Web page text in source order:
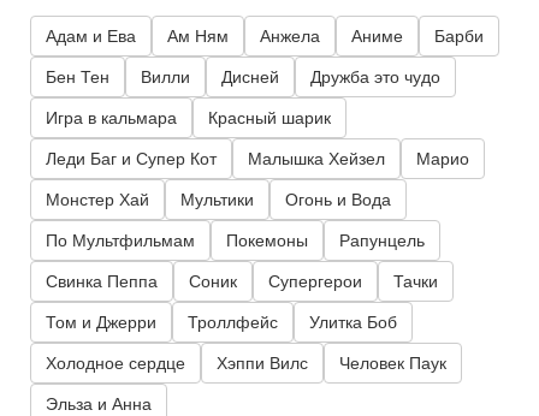
Адам и Ева Ам Ням Анжела Аниме Барби
Бен Тен Вилли Дисней Дружба это чудо
Игра в кальмара Красный шарик
Леди Баг и Супер Кот Малышка Хейзел Марио
Монстер Хай Мультики Огонь и Вода
По Мультфильмам Покемоны Рапунцель
Свинка Пеппа Соник Супергерои Тачки
Том и Джерри Троллфейс Улитка Боб
Холодное сердце Хэппи Вилс Человек Паук
Эльза и Анна